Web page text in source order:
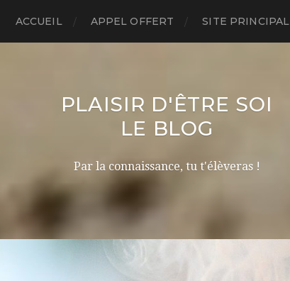
ACCUEIL APPEL OFFERT SITE PRINCIPAL
PLAISIR D'ÊTRE SOI
LE BLOG
Par la connaissance, tu t'élèveras !